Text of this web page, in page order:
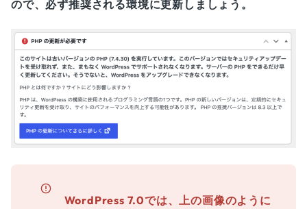
ので、必ず推奨される環境に更新しましょう。
WordPress 7.0では、上の画像のように